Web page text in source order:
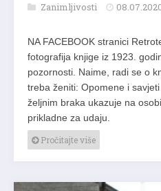
Zanimljivosti
NA FACEBOOK stranici
fotografija knjige iz 1923.
pozornosti. Naime, radi se o
treba ženiti: Opomene i
željnim braka ukazuje na
prikladne za udaju.
Pročitajte više